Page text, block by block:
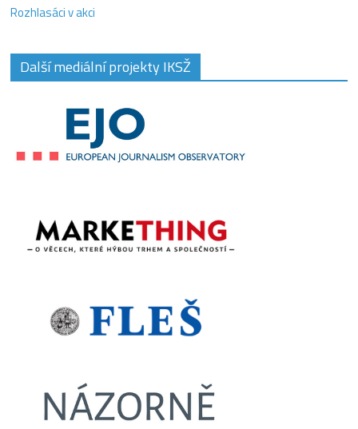
Rozhlasáci v akci
Další mediální projekty IKSŽ